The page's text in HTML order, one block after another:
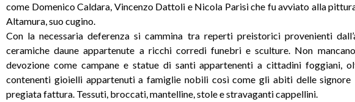
come Domenico Caldara, Vincenzo Dattoli e Nicola Parisi che fu avviato alla
Altamura, suo cugino.
Con la necessaria deferenza si cammina tra reperti preistorici provenienti
ceramiche daune appartenute a ricchi corredi funebri e sculture. Non
devozione come campane e statue di santi appartenenti a cittadini foggiani,
contenenti gioielli appartenuti a famiglie nobili così come gli abiti delle signore
pregiata fattura. Tessuti, broccati, mantelline, stole e stravaganti cappellini.